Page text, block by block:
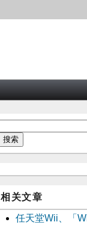
相关文章
任天堂Wii、「